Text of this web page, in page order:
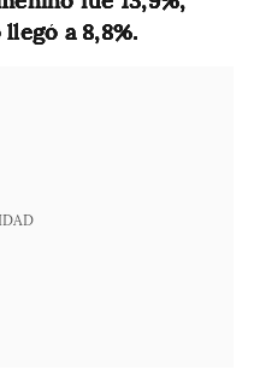
a 8,8%.